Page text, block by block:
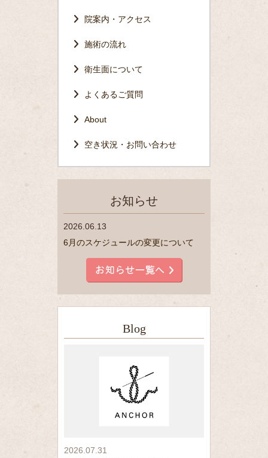
院案内・アクセス
施術の流れ
衛生面について
よくあるご質問
About
空き状況・お問い合わせ
お知らせ
2026.06.13
6月のスケジュールの変更について
Blog
2026.07.31